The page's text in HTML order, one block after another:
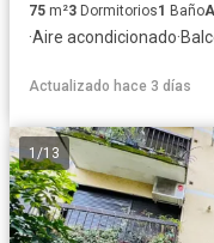
75 m²3 Dormitorios1 Baño
·Aire acondicionado·
Actualizado hace 3 días
1 /13